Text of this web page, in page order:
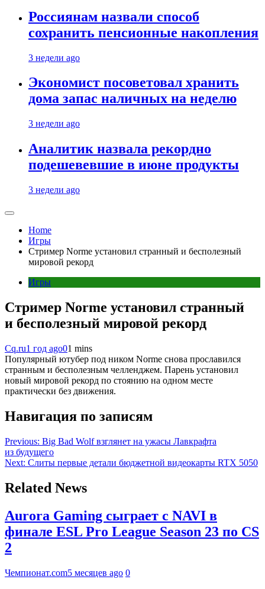
Россиянам назвали способ
сохранить пенсионные накопления
3 недели ago
Экономист посоветовал хранить
дома запас наличных на неделю
3 недели ago
Аналитик назвала рекордно
подешевевшие в июне продукты
3 недели ago
Home
Игры
Стример Norme установил странный и бесполезный
мировой рекорд
Игры
Стример Norme установил странный
и бесполезный мировой рекорд
Cq.ru1 год ago01 mins
Популярный ютубер под ником Norme снова прославился
странным и бесполезным челленджем. Парень установил
новый мировой рекорд по стоянию на одном месте
практически без движения.
Навигация по записям
Previous: Big Bad Wolf взглянет на ужасы Лавкрафта
из будущего
Next: Слиты первые детали бюджетной видеокарты RTX 5050
Related News
Aurora Gaming сыграет с NAVI в
финале ESL Pro League Season 23 по CS
2
Чемпионат.com5 месяцев ago 0